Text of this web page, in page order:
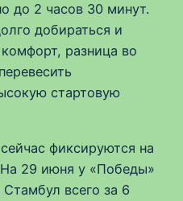
до 2 часов 30 минут.
добираться и
разница во
стартовую
фиксируются на
29 июня у «Победы»
всего за 6